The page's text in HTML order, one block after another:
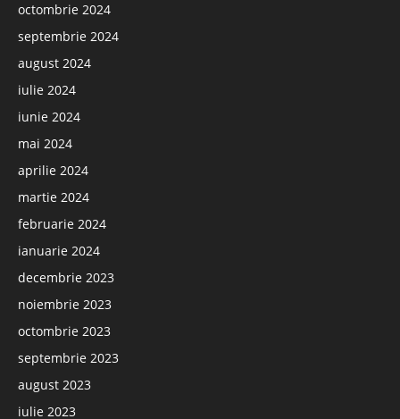
octombrie 2024
septembrie 2024
august 2024
iulie 2024
iunie 2024
mai 2024
aprilie 2024
martie 2024
februarie 2024
ianuarie 2024
decembrie 2023
noiembrie 2023
octombrie 2023
septembrie 2023
august 2023
iulie 2023